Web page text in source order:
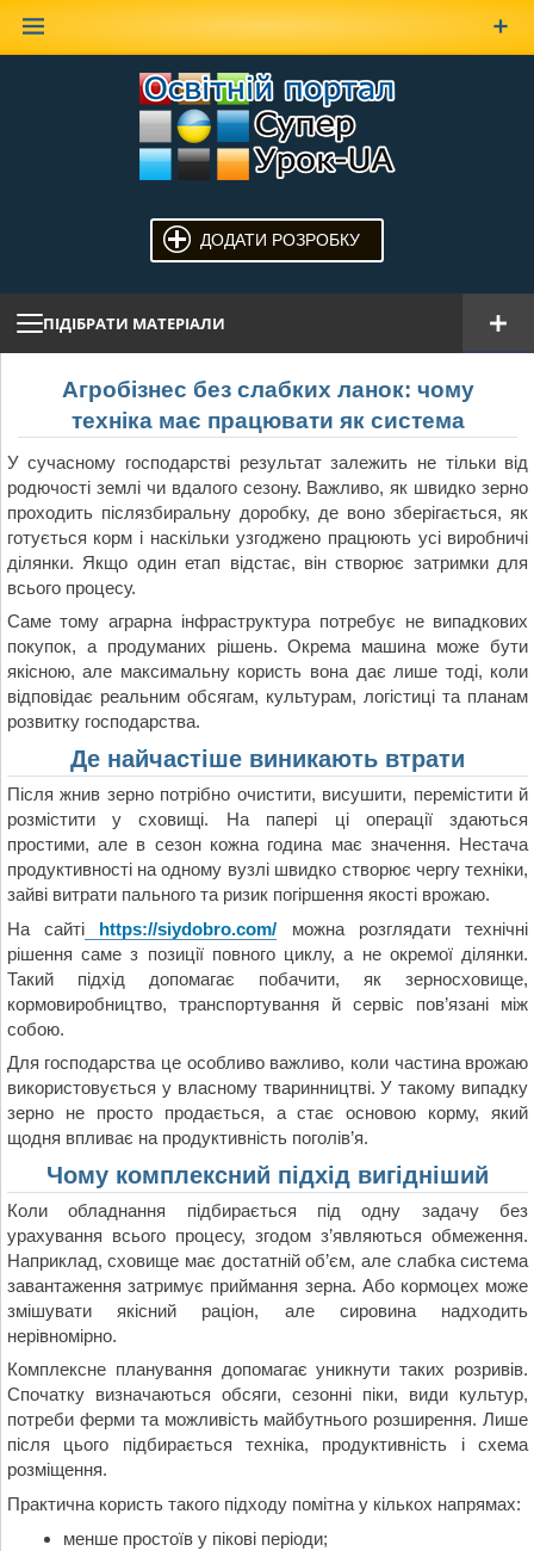
ДОДАТИ РОЗРОБКУ
ПІДІБРАТИ МАТЕРІАЛИ
Агробізнес без слабких ланок: чому
техніка має працювати як система
У сучасному господарстві результат залежить не тільки від
родючості землі чи вдалого сезону. Важливо, як швидко зерно
проходить післязбиральну доробку, де воно зберігається, як
готується корм і наскільки узгоджено працюють усі виробничі
ділянки. Якщо один етап відстає, він створює затримки для
всього процесу.
Саме тому аграрна інфраструктура потребує не випадкових
покупок, а продуманих рішень. Окрема машина може бути
якісною, але максимальну користь вона дає лише тоді, коли
відповідає реальним обсягам, культурам, логістиці та планам
розвитку господарства.
Де найчастіше виникають втрати
Після жнив зерно потрібно очистити, висушити, перемістити й
розмістити у сховищі. На папері ці операції здаються
простими, але в сезон кожна година має значення. Нестача
продуктивності на одному вузлі швидко створює чергу техніки,
зайві витрати пального та ризик погіршення якості врожаю.
На сайті
https://siydobro.com/ можна розглядати технічні
рішення саме з позиції повного циклу, а не окремої ділянки.
Такий підхід допомагає побачити, як зерносховище,
кормовиробництво, транспортування й сервіс пов’язані між
собою.
Для господарства це особливо важливо, коли частина врожаю
використовується у власному тваринництві. У такому випадку
зерно не просто продається, а стає основою корму, який
щодня впливає на продуктивність поголів’я.
Чому комплексний підхід вигідніший
Коли обладнання підбирається під одну задачу без
урахування всього процесу, згодом з’являються обмеження.
Наприклад, сховище має достатній об’єм, але слабка система
завантаження затримує приймання зерна. Або кормоцех може
змішувати якісний раціон, але сировина надходить
нерівномірно.
Комплексне планування допомагає уникнути таких розривів.
Спочатку визначаються обсяги, сезонні піки, види культур,
потреби ферми та можливість майбутнього розширення. Лише
після цього підбирається техніка, продуктивність і схема
розміщення.
Практична користь такого підходу помітна у кількох напрямах:
менше простоїв у пікові періоди;